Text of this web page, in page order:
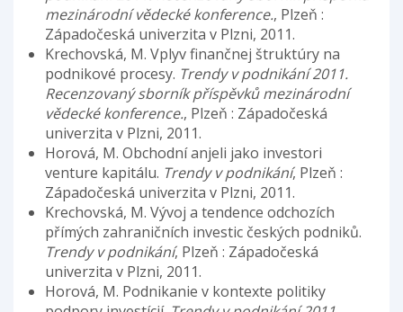
mezinárodní vědecké konference., Plzeň :
Západočeská univerzita v Plzni, 2011.
Krechovská, M. Vplyv finančnej štruktúry na
podnikové procesy. Trendy v podnikání 2011.
Recenzovaný sborník příspěvků mezinárodní
vědecké konference., Plzeň : Západočeská
univerzita v Plzni, 2011.
Horová, M. Obchodní anjeli jako investori
venture kapitálu. Trendy v podnikání, Plzeň :
Západočeská univerzita v Plzni, 2011.
Krechovská, M. Vývoj a tendence odchozích
přímých zahraničních investic českých podniků.
Trendy v podnikání, Plzeň : Západočeská
univerzita v Plzni, 2011.
Horová, M. Podnikanie v kontexte politiky